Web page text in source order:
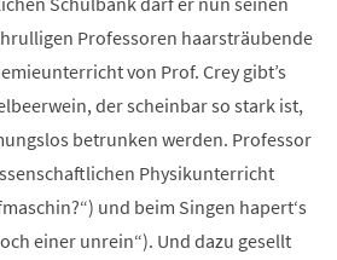
Professoren haarsträubende
von Prof. Crey gibt’s
der scheinbar so stark ist,
betrunken werden. Professor
Physikunterricht
und beim Singen hapert‘s
einer unrein“). Und dazu gesellt